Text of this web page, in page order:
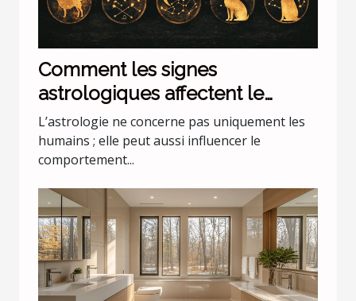
Comment les signes
astrologiques affectent le
comportement de nos animaux
domestiques
L’astrologie ne concerne pas uniquement les
humains ; elle peut aussi influencer le
comportement...